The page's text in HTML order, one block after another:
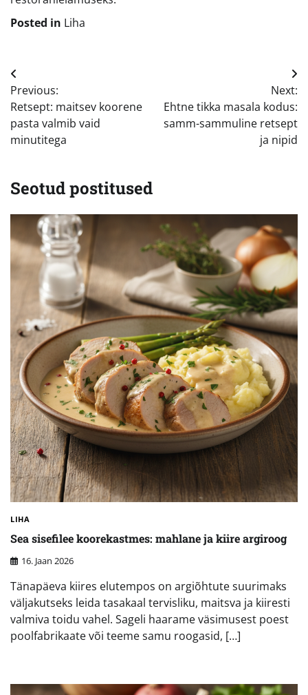
Posted in Liha
Navigeerimine
Previous:
Retsept: maitsev koorene
pasta valmib vaid
minutitega
Next:
Ehtne tikka masala kodus:
samm-sammuline retsept
ja nipid
Seotud postitused
LIHA
Sea sisefilee koorekastmes: mahlane ja kiire argiroog
16. Jaan 2026
Tänapäeva kiires elutempos on argiõhtute suurimaks
väljakutseks leida tasakaal tervisliku, maitsva ja kiiresti
valmiva toidu vahel. Sageli haarame väsimusest poest
poolfabrikaate või teeme samu roogasid, […]